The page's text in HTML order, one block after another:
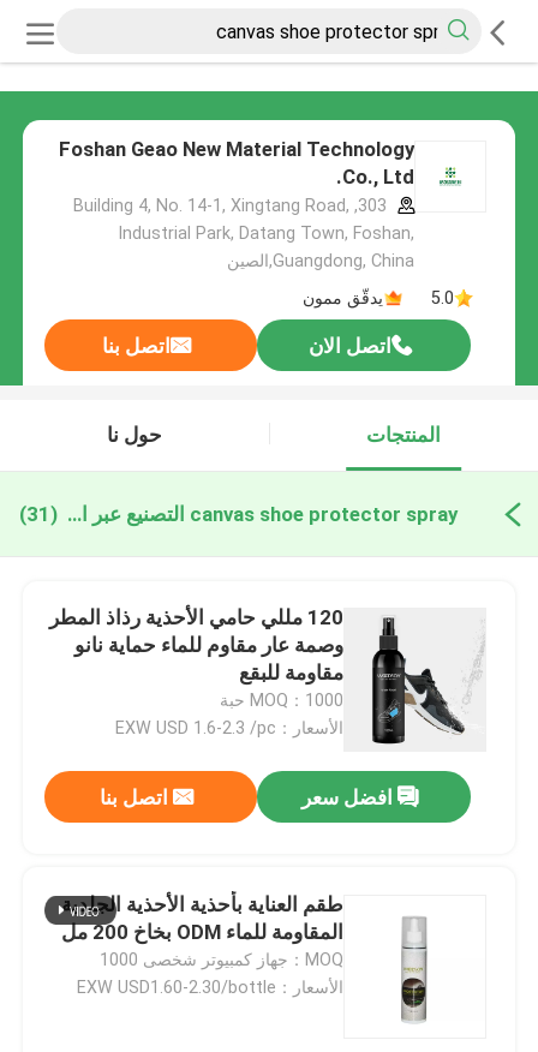
Foshan Geao New Material Technology
Co., Ltd.
303, Building 4, No. 14-1, Xingtang Road,
Industrial Park, Datang Town, Foshan,
Guangdong, China,الصين
5.0
يدقّق ممون
اتصل الان اتصل بنا
المنتجات حول نا
canvas shoe protector spray التصنيع عبر الإنترنت (31)
120 مللي حامي الأحذية رذاذ المطر
وصمة عار مقاوم للماء حماية نانو
مقاومة للبقع
MOQ：1000 حبة
الأسعار：EXW USD 1.6-2.3 /pc
افضل سعر اتصل بنا
طقم العناية بأحذية الأحذية الجلدية
المقاومة للماء ODM بخاخ 200 مل
MOQ：جهاز كمبيوتر شخصى 1000
الأسعار：EXW USD1.60-2.30/bottle